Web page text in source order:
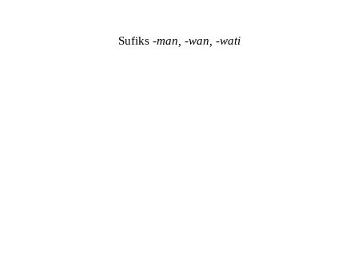
Sufiks -man, -wan, -wati